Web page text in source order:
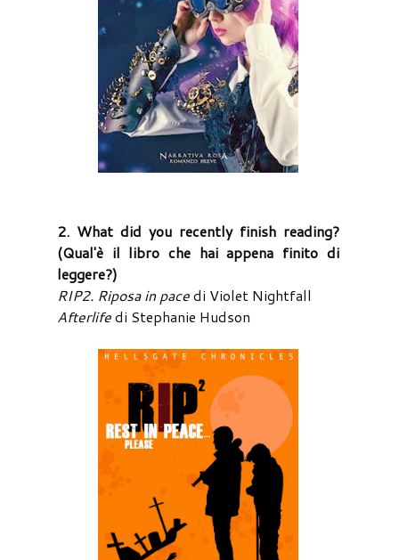
2. What did you recently finish reading?
(Qual'è il libro che hai appena finito di
leggere?)
RIP2. Riposa in pacedi Violet Nightfall
Afterlifedi Stephanie Hudson